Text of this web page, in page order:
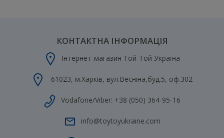
КОНТАКТНА ІНФОРМАЦІЯ
Інтернет-магазин Той-Той Україна
61023, м.Харків, вул.Весніна,буд.5, оф.302
Vodafone/Viber: +38 (050) 364-95-16
info@toytoyukraine.com